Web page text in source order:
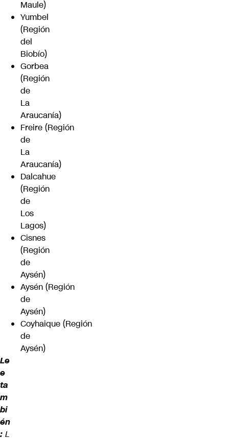
Maule)
Yumbel
(Región
del
Biobío)
Gorbea
(Región
de
La
Araucanía)
Freire (Región
de
La
Araucanía)
Dalcahue
(Región
de
Los
Lagos)
Cisnes
(Región
de
Aysén)
Aysén (Región
de
Aysén)
Coyhaique (Región
de
Aysén)
Le
e
ta
m
bi
én
: L